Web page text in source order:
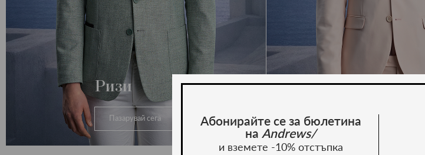
Ризи
Пазарувай сега
Костюми
Абонирайте се за бюлетина
на Andrews/
и вземете -10% отстъпка